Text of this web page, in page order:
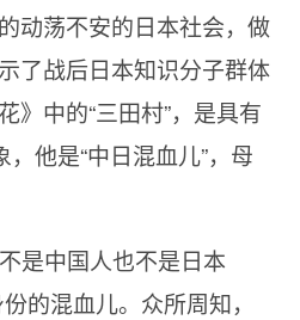
动荡不安的日本社会，做
了战后日本知识分子群体
》中的“三田村”，是具有
，他是“中日混血儿”，母
是中国人也不是日本
的混血儿。众所周知，